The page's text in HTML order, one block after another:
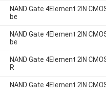
NAND Gate 4Element 2IN
be
NAND Gate 4Element 2IN
be
NAND Gate 4Element 2IN
R
NAND Gate 4Element 2IN